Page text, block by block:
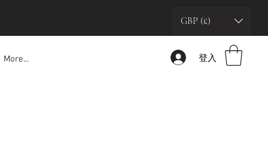
GBP (£)
More... 登入